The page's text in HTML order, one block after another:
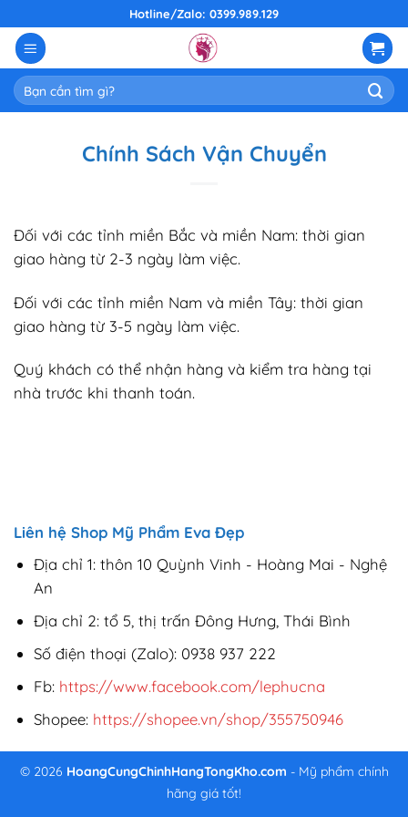
content
Hotline/Zalo: 0399.989.129
Tìm
kiếm:
Chính Sách Vận Chuyển
Đối với các tỉnh miền Bắc và miền Nam: thời gian
giao hàng từ 2-3 ngày làm việc.
Đối với các tỉnh miền Nam và miền Tây: thời gian
giao hàng từ 3-5 ngày làm việc.
Quý khách có thể nhận hàng và kiểm tra hàng tại
nhà trước khi thanh toán.
Liên hệ Shop Mỹ Phẩm Eva Đẹp
Địa chỉ 1: thôn 10 Quỳnh Vinh - Hoàng Mai - Nghệ
An
Địa chỉ 2: tổ 5, thị trấn Đông Hưng, Thái Bình
Số điện thoại (Zalo): 0938 937 222
Fb: https://www.facebook.com/lephucna
Shopee: https://shopee.vn/shop/355750946
© 2026 HoangCungChinhHangTongKho.com - Mỹ phẩm chính
hãng giá tốt!